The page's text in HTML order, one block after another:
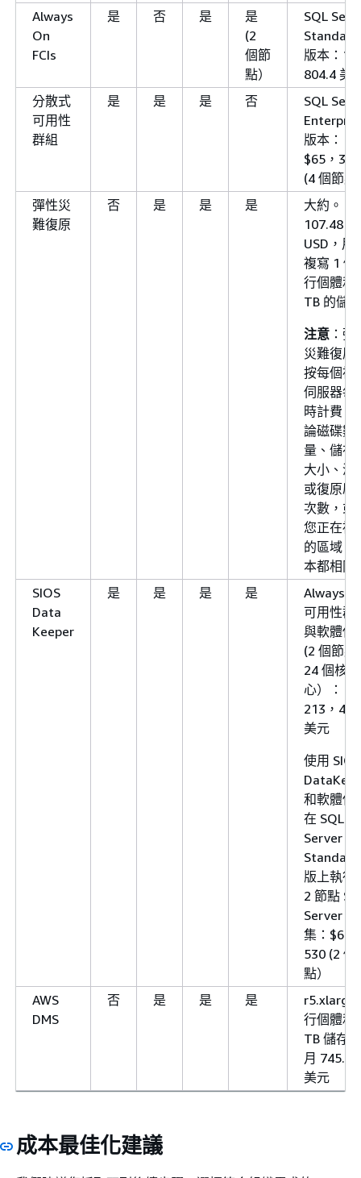
Always
On
FCIs
是 否 是
是
(2
個節
點）
SQL
Standard
版本：14
804.4 美
分散式
可用性
群組
是 是 是 否
SQL
版本：
$65，
(4 個節點
彈性災
難復原
否 是 是 是
大約。
107.48
USD，用
複寫 1 個
行個體和
TB 的儲
注意 ：彈
災難復原
按每個複
伺服器每
時計費。
論磁碟數
量、儲存
大小、演
或復原啟
次數，或
您正在複
的區域，
本都相同
SIOS
Data
Keeper
是 是 是 是
Always
可用性群
與軟體保
(2 個節點
24 個核
心）：
213，480
美元
使用 SIOS
和軟體保
在 SQL
Server
Standard
版上執行
2 節點
Server 叢
集：$61
530 (2 個
點）
AWS
DMS
否 是 是 是
r5.xlarge
行個體和
TB 儲存
月 745.38
美元
成本最佳化建議